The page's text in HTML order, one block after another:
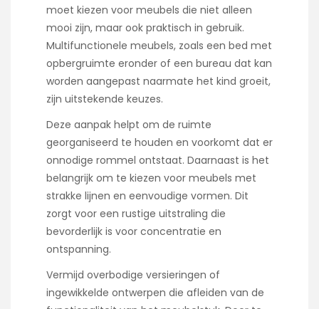
moet kiezen voor meubels die niet alleen
mooi zijn, maar ook praktisch in gebruik.
Multifunctionele meubels, zoals een bed met
opbergruimte eronder of een bureau dat kan
worden aangepast naarmate het kind groeit,
zijn uitstekende keuzes.
Deze aanpak helpt om de ruimte
georganiseerd te houden en voorkomt dat er
onnodige rommel ontstaat. Daarnaast is het
belangrijk om te kiezen voor meubels met
strakke lijnen en eenvoudige vormen. Dit
zorgt voor een rustige uitstraling die
bevorderlijk is voor concentratie en
ontspanning.
Vermijd overbodige versieringen of
ingewikkelde ontwerpen die afleiden van de